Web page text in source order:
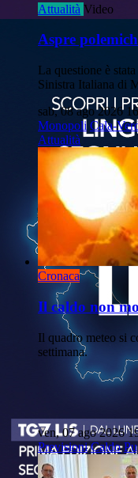
Attualità Video
Aspre
La questione è
Sinistra Italiana di
sab, 08 ago 2026
Monopoli Cala-
Attualità
Cronaca
Il caldo non
Il quadro meteo si
settimana.
ven, 07 ago 2026
Previsioni Caldo